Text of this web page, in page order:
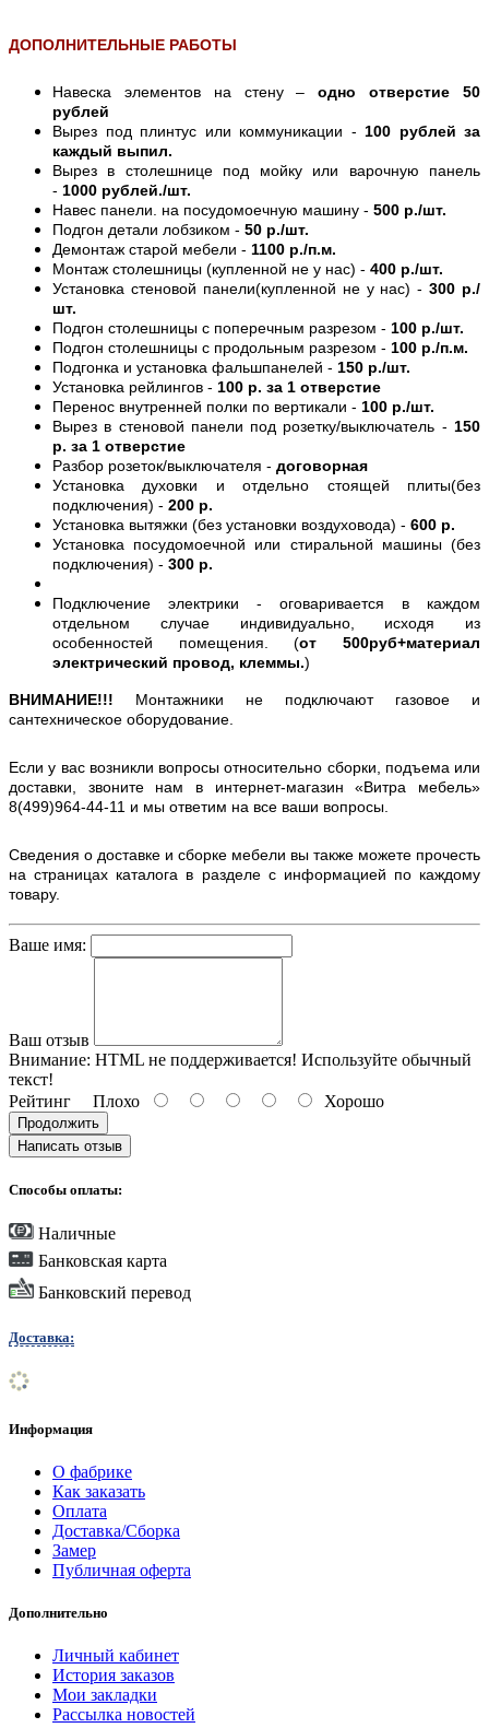
ДОПОЛНИТЕЛЬНЫЕ РАБОТЫ
Навеска элементов на стену –одно отверстие 50
рублей
Вырез под плинтус или коммуникации - 100 рублей за
каждый выпил.
Вырез в столешнице под мойку или варочную панель
- 1000 рублей./шт.
Навес панели. на посудомоечную машину - 500 р./шт.
Подгон детали лобзиком - 50 р./шт.
Демонтаж старой мебели - 1100 р./п.м.
Монтаж столешницы (купленной не у нас) - 400 р./шт.
Установка стеновой панели(купленной не у нас) -300 р./
шт.
Подгон столешницы с поперечным разрезом - 100 р./шт.
Подгон столешницы с продольным разрезом - 100 р./п.м.
Подгонка и установка фальшпанелей - 150 р./шт.
Установка рейлингов - 100 р. за 1 отверстие
Перенос внутренней полки по вертикали - 100 р./шт.
Вырез в стеновой панели под розетку/выключатель - 150
р. за 1 отверстие
Разбор розеток/выключателя - договорная
Установка духовки и отдельно стоящей плиты(без
подключения) - 200 р.
Установка вытяжки (без установки воздуховода) - 600 р.
Установка посудомоечной или стиральной машины (без
подключения) - 300 р.
Подключение электрики - оговаривается в каждом
отдельном случае индивидуально, исходя из
особенностей помещения. (от 500руб+материал
электрический провод, клеммы.)
ВНИМАНИЕ!!! Монтажники не подключают газовое и
сантехническое оборудование.
Если у вас возникли вопросы относительно сборки, подъема или
доставки, звоните нам в интернет-магазин «Витра мебель»
8(499)964-44-11 и мы ответим на все ваши вопросы.
Сведения о доставке и сборке мебели вы также можете прочесть
на страницах каталога в разделе с информацией по каждому
товару.
Ваше имя:
Ваш отзыв
Внимание: HTML не поддерживается! Используйте обычный
текст!
Рейтинг Плохо Хорошо
Продолжить
Написать отзыв
Способы оплаты:
Наличные
Банковская карта
Банковский перевод
Доставка:
Информация
О фабрике
Как заказать
Оплата
Доставка/Сборка
Замер
Публичная оферта
Дополнительно
Личный кабинет
История заказов
Мои закладки
Рассылка новостей